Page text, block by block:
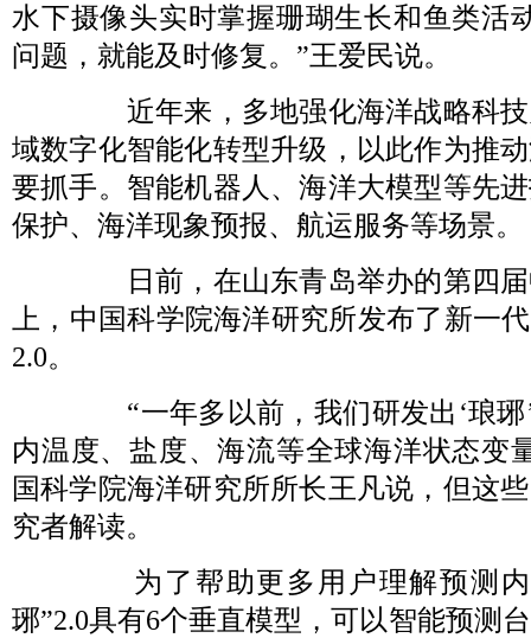
水下摄像头实时掌握珊瑚生长和鱼类活
问题，就能及时修复。”王爱民说。
近年来，多地强化海洋战略科
域数字化智能化转型升级，以此作为推
要抓手。智能机器人、海洋大模型等先
保护、海洋现象预报、航运服务等场景。
日前，在山东青岛举办的第四
上，中国科学院海洋研究所发布了新一
2.0。
“一年多以前，我们研发出‘琅
内温度、盐度、海流等全球海洋状态变
国科学院海洋研究所所长王凡说，但这
究者解读。
为了帮助更多用户理解预测
琊”2.0具有6个垂直模型，可以智能预测